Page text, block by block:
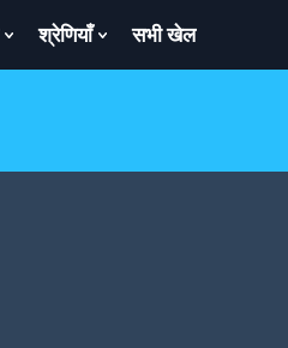
Show
Submenu
श्रेणियाँ
Show
Submenu
सभी खेल